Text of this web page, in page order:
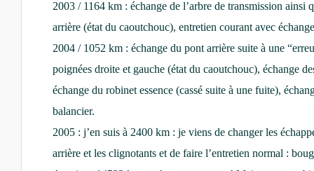
2003 / 1164 km : échange de l’arbre de transmission ainsi
arrière (état du caoutchouc), entretien courant avec
2004 / 1052 km : échange du pont arrière suite à une
poignées droite et gauche (état du caoutchouc), échange
échange du robinet essence (cassé suite à une fuite),
balancier.
2005 : j’en suis à 2400 km : je viens de changer les
arrière et les clignotants et de faire l’entretien normal :